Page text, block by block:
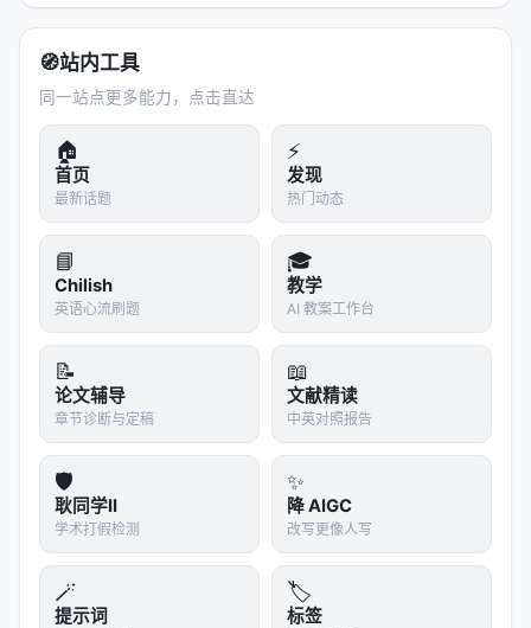
与本 Awesome List 的关联
该条目适合归入本 Awesome List 对应章节，并与同
主题 Survey、开源框架及工业案例交叉索引。读者可
沿「检索 → 排序 → 生成/代理 → 评测」链路定位互
补文献。
相关条目交叉引用
A Comprehensive Survey of Deep Research: Sy
stems, Methodologies, and A…
A Survey of LLM-based Deep Search Agents: P
aradigm, Optimization, Eval…
A Survey of Scientific Large Language Models:
From Data Foundations to…
Towards Scientific Intelligence: A Survey of LL
M-based Scientific Agen…
AgentIR: Reasoning-Aware Retrieval for Deep R
esearch Agents, Mar 2026,…
Agentic Reasoning: A Streamlined Framework f
or Enhancing LLM Reasoning…
🧭站内工具
同一站点更多能力，点击直达
🏠
首页
最新话题
⚡
发现
热门动态
📘
Chilish
英语心流刷题
🎓
教学
AI 教案工作台
📝
论文辅导
章节诊断与定稿
📖
文献精读
中英对照报告
🛡️
耿同学II
学术打假检测
✨
降 AIGC
改写更像人写
🪄
提示词
🏷️
标签